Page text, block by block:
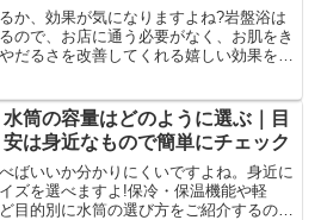
か、効果が気になりますよね?岩盤浴は
ので、お店に通う必要がなく、お肌をき
だるさを改善してくれる嬉しい効果を得
水筒の容量はどのように選ぶ｜目
安は身近なもので簡単にチェック
ばいいか分かりにくいですよね。身近に
ズを選べますよ!保冷・保温機能や軽
目的別に水筒の選び方をご紹介するの